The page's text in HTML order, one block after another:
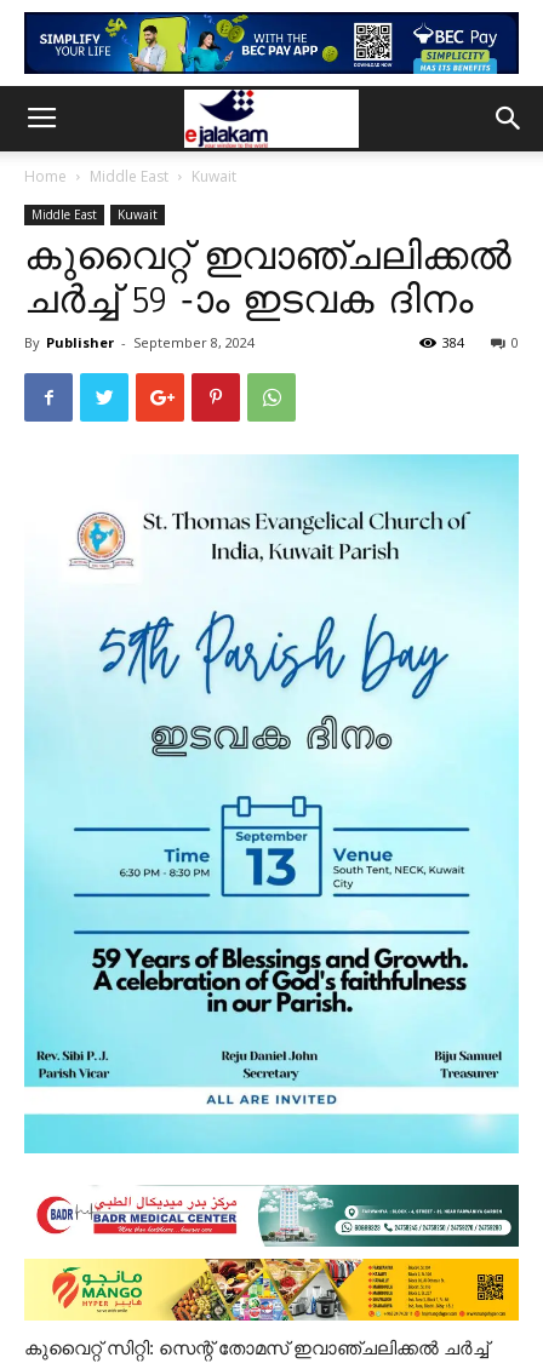
Home Middle East Kuwait
Middle East Kuwait
കുവൈറ്റ് ഇവാഞ്ചലിക്കൽ
ചർച്ച് 59 -ാം ഇടവക ദിനം
By Publisher - September 8, 2024 0
384
കുവൈറ്റ് സിറ്റി: സെന്റ് തോമസ് ഇവാഞ്ചലിക്കൽ ചർച്ച്